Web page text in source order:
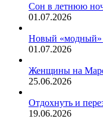
Сон в летнюю
01.07.2026
Новый «модный»
01.07.2026
Женщины на
25.06.2026
Отдохнуть и
19.06.2026